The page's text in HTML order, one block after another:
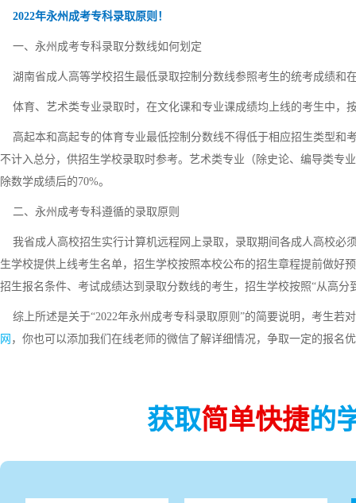
2022年永州成考专科录取原则！
一、永州成考专科录取分数线如何划定
湖南省成人高等学校招生最低录取控制分数线参照考生的统考成绩和
体育、艺术类专业录取时，在文化课和专业课成绩均上线的考生中，
高起本和高起专的体育专业最低控制分数线不得低于相应招生类型和
不计入总分，供招生学校录取时参考。艺术类专业（除史论、编导类专
除数学成绩后的70%。
二、永州成考专科遵循的录取原则
我省成人高校招生实行计算机远程网上录取，录取期间各成人高校必
生学校提供上线考生名单，招生学校按照本校公布的招生章程提前做好
招生报名条件、考试成绩达到录取分数线的考生，招生学校按照“从高
综上所述是关于“2022年永州成考专科录取原则”的简要说明，考生若
网 ，你也可以添加我们在线老师的微信了解详细情况，争取一定的报名
获取简单快捷的